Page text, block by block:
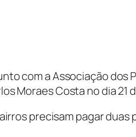
com a Associação dos
Moraes Costa no dia 21
precisam pagar duas